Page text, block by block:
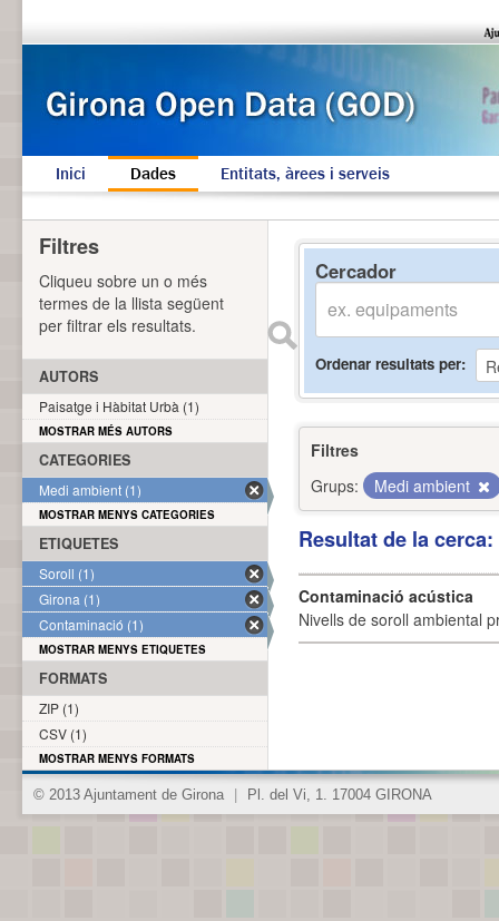
Inici Dades Entitats, àrees i serveis
Cercador
Ordenar resultats per
Filtres
Grups:
Medi ambient
Resultat de la
Contaminació acústica
Nivells de soroll ambiental
Filtres
Cliqueu sobre un o més
termes de la llista següent
per filtrar els resultats.
AUTORS
Paisatge i Hàbitat Urbà (1)
MOSTRAR MÉS AUTORS
CATEGORIES
Medi ambient (1)
MOSTRAR MENYS CATEGORIES
ETIQUETES
Soroll (1)
Girona (1)
Contaminació (1)
MOSTRAR MENYS ETIQUETES
FORMATS
ZIP (1)
CSV (1)
MOSTRAR MENYS FORMATS
© 2013 Ajuntament de Girona Pl. del Vi, 1. 17004 GIRONA